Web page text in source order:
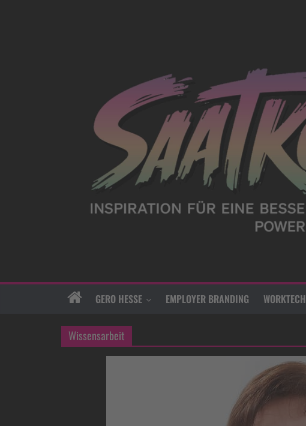
GERO HESSE EMPLOYER BRANDING WORKTECH
Wissensarbeit